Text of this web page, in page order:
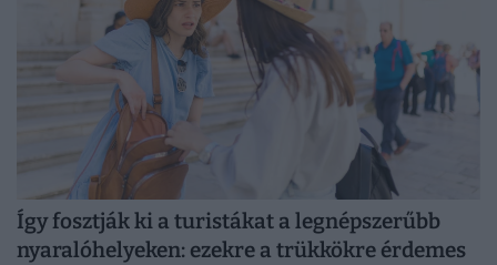
Így fosztják ki a turistákat a legnépszerűbb
nyaralóhelyeken: ezekre a trükkökre érdemes